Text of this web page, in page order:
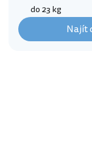
do 23 kg
Najít